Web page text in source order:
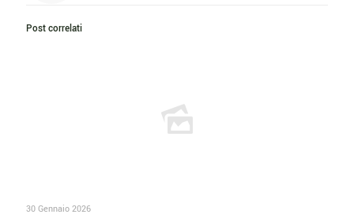
Post correlati
30 Gennaio 2026